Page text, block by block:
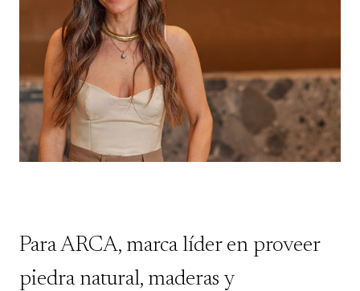
Para ARCA, marca líder en proveer
piedra natural, maderas y